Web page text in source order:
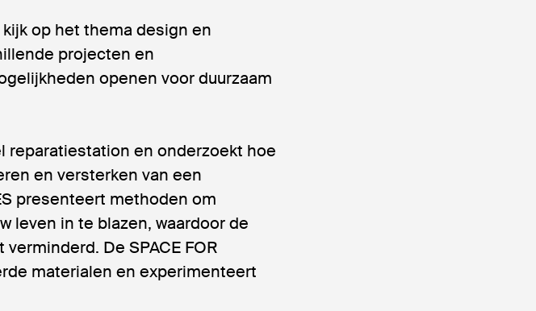
op het thema design en
projecten en
openen voor duurzaam
reparatiestation en onderzoekt hoe
en versterken van een
presenteert methoden om
leven in te blazen, waardoor de
De SPACE FOR
materialen en experimenteert